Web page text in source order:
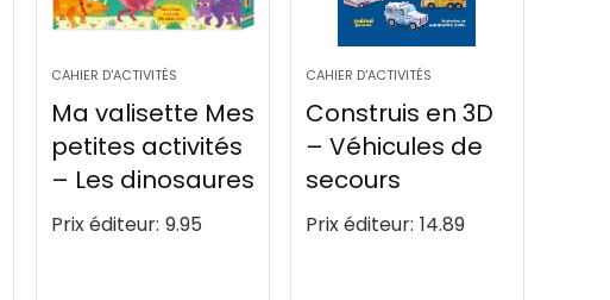
CAHIER D'ACTIVITÉS
Ma valisette Mes
petites activités
– Les dinosaures
Prix éditeur: 9.95
CAHIER D'ACTIVITÉS
Construis en 3D
– Véhicules de
secours
Prix éditeur: 14.89